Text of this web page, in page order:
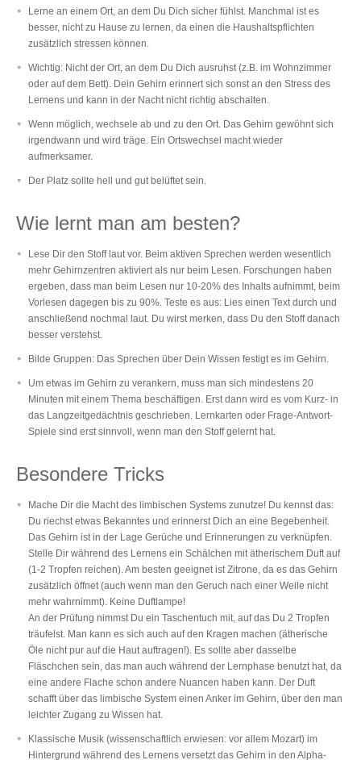
Lerne an einem Ort, an dem Du Dich sicher fühlst. Manchmal ist es
besser, nicht zu Hause zu lernen, da einen die Haushaltspflichten
zusätzlich stressen können.
Wichtig: Nicht der Ort, an dem Du Dich ausruhst (z.B. im Wohnzimmer
oder auf dem Bett). Dein Gehirn erinnert sich sonst an den Stress des
Lernens und kann in der Nacht nicht richtig abschalten.
Wenn möglich, wechsele ab und zu den Ort. Das Gehirn gewöhnt sich
irgendwann und wird träge. Ein Ortswechsel macht wieder
aufmerksamer.
Der Platz sollte hell und gut belüftet sein.
Wie lernt man am besten?
Lese Dir den Stoff laut vor. Beim aktiven Sprechen werden wesentlich
mehr Gehirnzentren aktiviert als nur beim Lesen. Forschungen haben
ergeben, dass man beim Lesen nur 10-20% des Inhalts aufnimmt, beim
Vorlesen dagegen bis zu 90%. Teste es aus: Lies einen Text durch und
anschließend nochmal laut. Du wirst merken, dass Du den Stoff danach
besser verstehst.
Bilde Gruppen: Das Sprechen über Dein Wissen festigt es im Gehirn.
Um etwas im Gehirn zu verankern, muss man sich mindestens 20
Minuten mit einem Thema beschäftigen. Erst dann wird es vom Kurz- in
das Langzeitgedächtnis geschrieben. Lernkarten oder Frage-Antwort-
Spiele sind erst sinnvoll, wenn man den Stoff gelernt hat.
Besondere Tricks
Mache Dir die Macht des limbischen Systems zunutze! Du kennst das:
Du riechst etwas Bekanntes und erinnerst Dich an eine Begebenheit.
Das Gehirn ist in der Lage Gerüche und Erinnerungen zu verknüpfen.
Stelle Dir während des Lernens ein Schälchen mit ätherischem Duft auf
(1-2 Tropfen reichen). Am besten geeignet ist Zitrone, da es das Gehirn
zusätzlich öffnet (auch wenn man den Geruch nach einer Weile nicht
mehr wahrnimmt). Keine Duftlampe!
An der Prüfung nimmst Du ein Taschentuch mit, auf das Du 2 Tropfen
träufelst. Man kann es sich auch auf den Kragen machen (ätherische
Öle nicht pur auf die Haut auftragen!). Es sollte aber dasselbe
Fläschchen sein, das man auch während der Lernphase benutzt hat, da
eine andere Flache schon andere Nuancen haben kann. Der Duft
schafft über das limbische System einen Anker im Gehirn, über den man
leichter Zugang zu Wissen hat.
Klassische Musik (wissenschaftlich erwiesen: vor allem Mozart) im
Hintergrund während des Lernens versetzt das Gehirn in den Alpha-